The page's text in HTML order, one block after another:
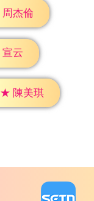
周杰倫
宣云
★ 陳美琪